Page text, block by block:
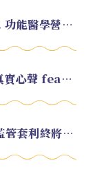
EP.220 好久不見！2026 試錄集 feat. 功能醫學營養師 美寶
EP.219 從銀行高管轉職幣圈 KOL 的真實心聲 feat.龜大
EP.217 美元穩定幣未來會如何演進？監管套利終將收斂？feat. 研究員 余哲安